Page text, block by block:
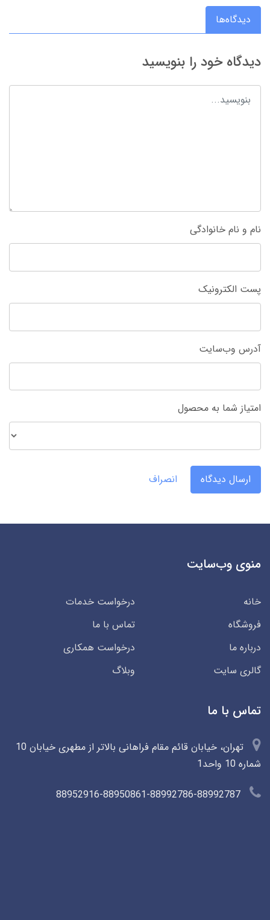
دیدگاه‌ها
دیدگاه خود را بنویسید
نام و نام خانوادگی
پست الکترونیک
آدرس وب‌سایت
امتیاز شما به محصول
ارسال دیدگاه انصراف
منوی وب‌سایت
خانه
درخواست خدمات
فروشگاه
تماس با ما
درباره ما
درخواست همکاری
گالری سایت
وبلاگ
تماس با ما
تهران، خیابان قائم مقام فراهانی بالاتر از مطهری خیابان 10
شماره 10 واحد1